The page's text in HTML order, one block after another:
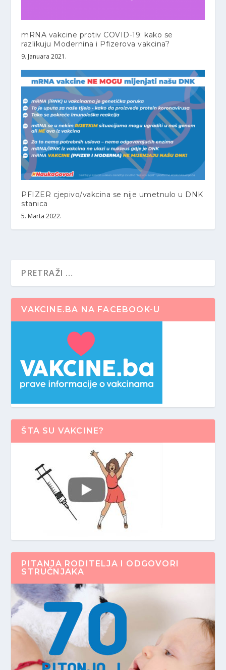
mRNA vakcine protiv COVID-19: kako se
razlikuju Modernina i Pfizerova vakcina?
9. Januara 2021.
PFIZER cjepivo/vakcina se nije umetnulo u DNK
stanica
5. Marta 2022.
VAKCINE.BA NA FACEBOOK-U
ŠTA SU VAKCINE?
PITANJA RODITELJA I ODGOVORI
STRUČNJAKA